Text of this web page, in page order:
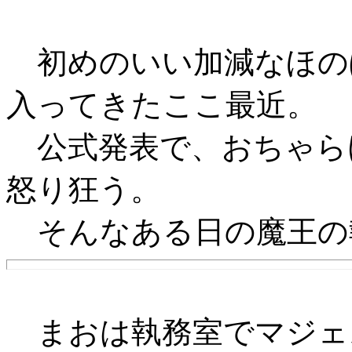
初めのいい加減なほ
入ってきたここ最近。
公式発表で、おちゃ
怒り狂う。
そんなある日の魔王
まおは執務室でマジ